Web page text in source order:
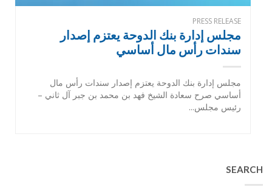
PRESS RELEASE
مجلس إدارة بنك الدوحة يعتزم إصدار
سندات رأس مال أساسي
مجلس إدارة بنك الدوحة يعتزم إصدار سندات رأس مال
أساسي صرح سعادة الشيخ فهد بن محمد بن جبر آل ثاني –
رئيس مجلس...
SEARCH